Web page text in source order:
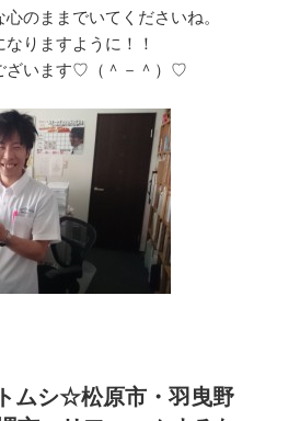
のままでいてくださいね。
りますように！！
ざいます♡（＾－＾）♡
ムシ☆松原市・羽曳野